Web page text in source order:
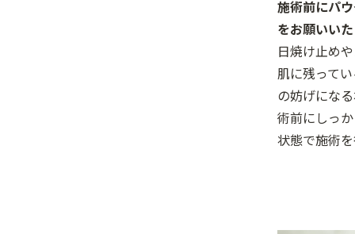
施術前にパ
をお願いい
日焼け止め
肌に残って
の妨げにな
術前にしっ
状態で施術